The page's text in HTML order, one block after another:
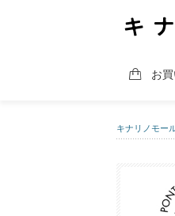
お
キナリノモー